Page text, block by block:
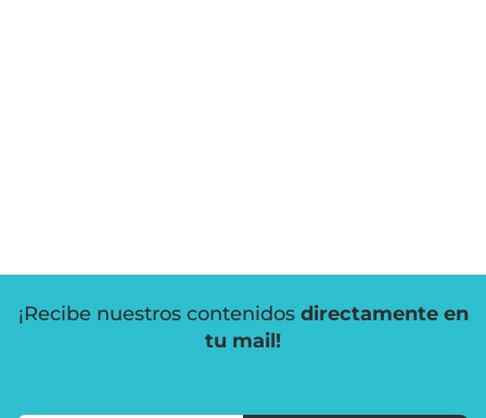
¡Recibe nuestros contenidos directamente en
tu mail!